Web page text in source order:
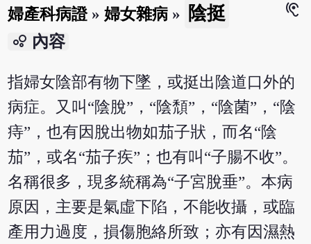
婦產科病證»婦女雜病 » 陰挺
hearing
bubble_chart 內容
指婦女陰部有物下墜，或挺出陰道口外的
病症。又叫“陰脫”，“陰頹”，“陰菌”，“陰
痔”，也有因脫出物如茄子狀，而名“陰
茄”，或名“茄子疾”；也有叫“子腸不收”。
名稱很多，現多統稱為“子宮脫垂”。本病
原因，主要是氣虛下陷，不能收攝，或臨
產用力過度，損傷胞絡所致；亦有因濕熱